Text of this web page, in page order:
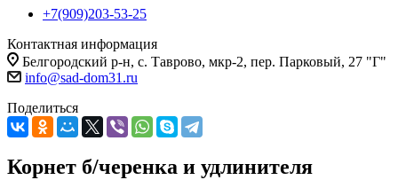
+7(909)203-53-25
Контактная информация
Белгородский р-н, с. Таврово, мкр-2, пер. Парковый, 27 "Г"
info@sad-dom31.ru
Поделиться
Корнет б/черенка и удлинителя